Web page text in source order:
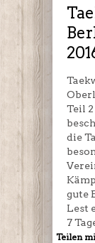
Teil
die
gute
Lest
7
Teilen